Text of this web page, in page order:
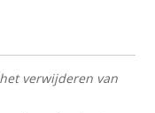
verwijderen van